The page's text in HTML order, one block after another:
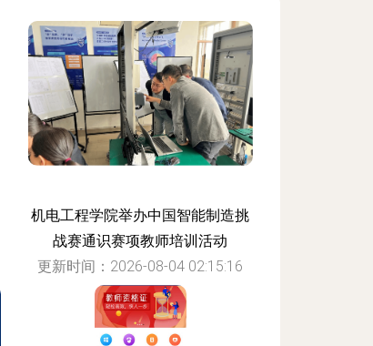
机电工程学院举办中国智能制造挑
战赛通识赛项教师培训活动
更新时间：2026-08-04 02:15:16